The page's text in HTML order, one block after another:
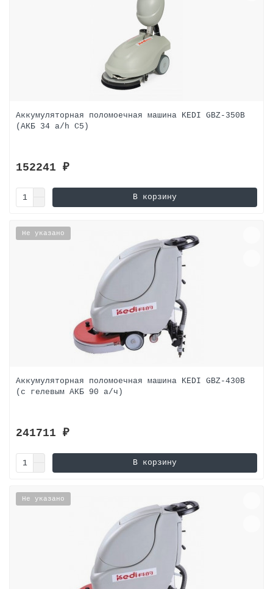
Аккумуляторная поломоечная машина KEDI GBZ-350B
(АКБ 34 a/h C5)
152241 ₽
В корзину
Не указано
Аккумуляторная поломоечная машина KEDI GBZ-430B
(с гелевым АКБ 90 а/ч)
241711 ₽
В корзину
Не указано